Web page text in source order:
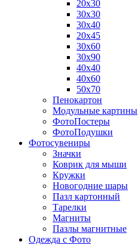
20х30
30х30
30х40
20х45
30х60
30х90
40х40
40х60
50х70
Пенокартон
Модульные картины
ФотоПостеры
ФотоПодушки
Фотоcувениры
Значки
Коврик для мыши
Кружки
Новогодние шары
Пазл картонный
Тарелки
Магниты
Пазлы магнитные
Одежда с Фото